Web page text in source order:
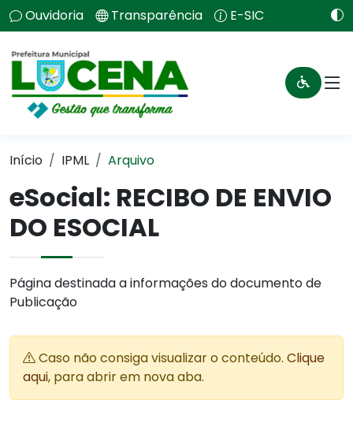
Ouvidoria Transparência E-SIC
Início IPML Arquivo
eSocial: RECIBO DE ENVIO
DO ESOCIAL
Página destinada a informações do documento de
Publicação
Caso não consiga visualizar o conteúdo. Clique
aqui, para abrir em nova aba.